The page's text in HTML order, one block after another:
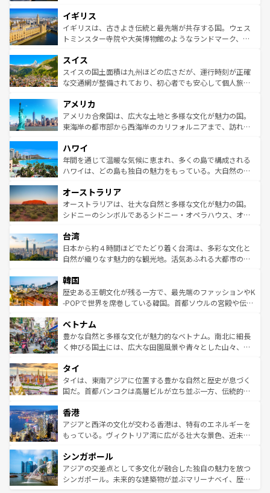
いる。シャンパンの発祥地であるランス、プロヴァンスの
香り高いラベンダー畑など、多彩な楽しみ方が可能だ。さ
らに、パリ以外の地域にも魅力が溢れており、どの街角に
れる地方に足を運ぶとそれぞれで全く異なる文化を体験で
きるだろう。 なお、新着のフランス情報はコンテンツ一覧
を参照してほしい。
顔を持つこの国は、どこを歩いても飽きることがない。ベ
ルリンの文化的活気、バイエルン州のアルプスの絶景、そ
してライン川沿いのワイン畑といった風景は必見。ビール
は、お酒好きな人にはぜひ体験してほしい。 なお、新着の
ドイツ情報はコンテンツ一覧を参照してほしい。
イギリス
イギリスは、古きよき伝統と最先端が共存する国。ウェス
トミンスター寺院や大英博物館のようなランドマーク、歴
リアごとに異なる魅力がある。また、優雅なアフタヌーン
ティー、ビール好きにはたまらない英国パブ、サッカー観
戦など、本場だからこそできる体験も豊富。イギリスを旅
ンツ一覧を参照してほしい。
スイス
スイスの国土面積は九州ほどの広さだが、運行時刻が正確
な交通網が整備されており、初心者でも安心して個人旅行
の建物がそのまま残る町や、スイスならではのユニークな
博物館もあり、アルプス観光だけでなく町歩きも満喫する
ことができる。国民の所得が高いため物価も高いが、旅行
ば市内交通費無料で観光を楽しむこともできる。 なお、新
着のスイス情報はコンテンツ一覧 を参照してほしい。
アメリカ
アメリカ合衆国は、広大な土地と多様な文化が魅力の国。
東海岸の都市部から西海岸のカリフォルニアまで、訪れる
のような巨大都市は、観光、ショッピング、エンターテイ
ンメントが詰まった刺激的なスポットだ。一方、アメリカ
西部には大自然が広がり、グランドキャニオンやイエロー
部のニューオーリンズでは、音楽と美食が融合した独特の
文化が魅力。旅行者はアメリカの各地域で異なる魅力を楽
しみながら、その多様性と豊かな歴史を感じることができ
ならではの贅沢な旅のスタイルだ。 なお、新着のアメリカ
情報はコンテンツ一覧を参照してほしい。
ハワイ
年間を通じて温暖な気候に恵まれ、多くの島で構成される
ハワイは、どの島も独自の魅力をもっている。大自然の神
ワイ島は見逃せない。また、定番の観光地といえばオアフ
島だが、静かな自然を求めるならマウイ島やカウアイ島が
おすすめ。エメラルドグリーンに輝く海をはじめ、豊かな
れるおもてなしの心で訪れる人々を迎えてくれるハワイの
人々、おいしいローカルフードやハワイアンミュージッ
ク、伝統的なフラダンスなど、すべてがハワイの魅力を彩
ワイを、存分に味わってほしい。 なお、新着のハワイ情報
はコンテンツ一覧を参照してほしい。
オーストラリア
オーストラリアは、壮大な自然と多様な文化が魅力の国。
シドニーのシンボルであるシドニー・オペラハウス、オー
リアリーフや大陸中央部にそびえるウルル（エアーズロッ
ク）、タスマニアの美しい原生林やケアンズの熱帯雨林な
ど、見どころがたくさん。また、カフェやワイン、オージ
いる。アクティビティも充実しており、サーフィンやダイ
ビング、ハイキングなど、アウトドア好きにはたまらな
い。オーストラリアの多彩な魅力を存分に味わいつくそ
参照してほしい。
台湾
日本から約４時間ほどでたどり着く台湾は、多彩な文化と
自然が織りなす魅力的な観光地。活気あふれる大都市の台
ン）、静ひつな山岳地帯である台湾東部など、都市の喧騒
と山間の静けさが共存しており、訪れる人に新しい発見と
驚きをもたらしてくれる。また、奥深い台湾の食文化も魅
容にもいいと評判のスイーツなど、バラエティ豊かな料理
が味わえる。 なお、新着の台湾情報は コンテンツ一覧を参
照してほしい。
韓国
歴史ある王朝文化が残る一方で、最先端のファッションやK
-POPで世界を席巻している韓国。首都ソウルの宮殿や伝統
き、地方に足を延ばせば四季折々の自然美を楽しむことが
できる。そして、キムチや焼肉、絶品のストリートフード
まで、さまざまな韓国料理が待っている。夜には、韓国な
リティに包まれながら、韓国の多彩な魅力を心ゆくまで味
わってみてほしい。 なお、新着の韓国情報はコンテンツ一
覧を参照してほしい。
ベトナム
豊かな自然と多様な文化が魅力的なベトナム。南北に細長
く伸びる国土には、広大な田園風景や青々とした山々、世
急速な発展と共に伝統が息づく。ハノイの古い町並みやホ
ーチミン市のフランス統治時代の建物も、独特の雰囲気を
醸し出している。また、バラエティの豊かさとおいしさで
とつ。フォーやバインミー、ベトナムコーヒーなどは、ぜ
ひ現地で味わいたい。どの地域を訪れてもあたたかい人々
が旅行者を迎えてくれるので、きっと忘れられない旅にな
参照してほしい。
タイ
タイは、東南アジアに位置する豊かな自然と歴史が息づく
国だ。首都バンコクは高層ビルが立ち並ぶ一方、伝統的な
の活気が交差している。北部ではチェンマイなどの山岳地
帯で自然と触れ合い、南部ではプーケットやクラビの美し
いビーチでリゾート気分を楽しむことができる。タイ料理
激する。気候は一年中温暖で、どの季節にも異なる楽しみ
が待っている。親しみやすいタイの人々、仏教を中心とし
た文化、そして多様な観光資源が、訪れる旅人を魅了し続
香港
アジアと西洋の文化が交わる香港は、特有のエネルギーを
もっている。ヴィクトリア湾に広がる壮大な景色、近未来
み、どこを訪れても感動するはず。観光スポットが密集し
ており、効率よく見どころを回れるのも魅力。息をのむよ
うな絶景から文化的な体験まで、香港を存分に楽しみ尽く
シンガポール
アジアの交差点として多文化が融合した独自の魅力を放つ
シンガポール。未来的な建築物が並ぶマリーナベイ、歴史